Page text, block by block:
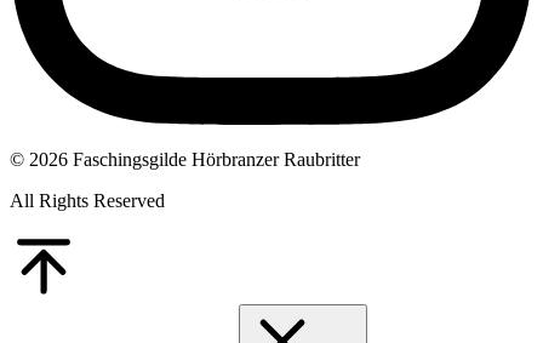
© 2026 Faschingsgilde Hörbranzer Raubritter
All Rights Reserved